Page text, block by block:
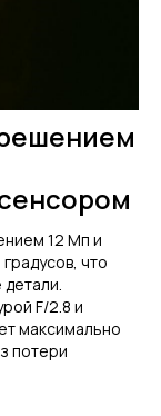
12 Мп и
что
F/2.8 и
максимально
потери